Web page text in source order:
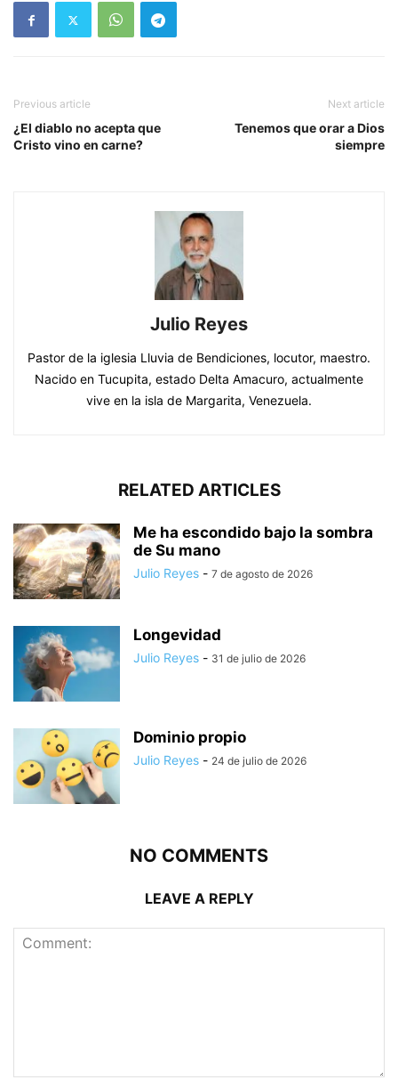
Previous article
¿El diablo no acepta que
Cristo vino en carne?
Next article
Tenemos que orar a Dios
siempre
Julio Reyes
Pastor de la iglesia Lluvia de Bendiciones, locutor, maestro.
Nacido en Tucupita, estado Delta Amacuro, actualmente
vive en la isla de Margarita, Venezuela.
RELATED ARTICLES
Me ha escondido bajo la sombra
de Su mano
Julio Reyes - 7 de agosto de 2026
Longevidad
Julio Reyes - 31 de julio de 2026
Dominio propio
Julio Reyes - 24 de julio de 2026
NO COMMENTS
LEAVE A REPLY